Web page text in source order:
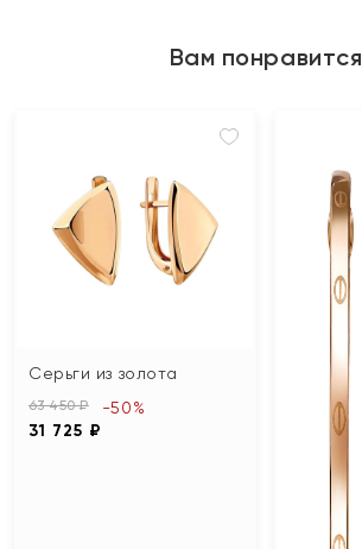
Вам понравится
Серьги из золота
63 450 ₽
31 725 ₽
-50%